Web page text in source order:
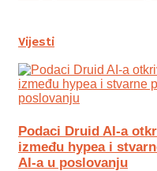
Vijesti
Podaci Druid AI-a
između hypea i
AI-a u poslovanju